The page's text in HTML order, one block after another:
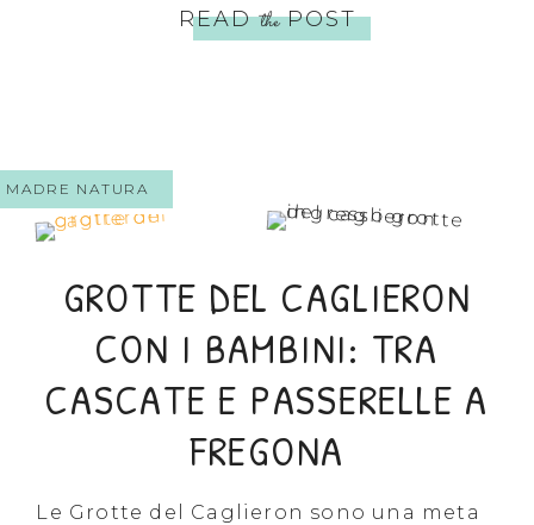
READthePOST
MADRE NATURA
GROTTE DEL CAGLIERON
CON I BAMBINI: TRA
CASCATE E PASSERELLE A
FREGONA
Le Grotte del Caglieron sono una meta